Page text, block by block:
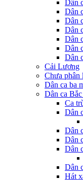
Dân
Dân
Dân
Dân
Dân
Dân
Dân
Cải Lương
Chưa phân
Dân ca ba
Dân ca
Ca
Dân
Dân
Dân
Dân
Dân
Hát